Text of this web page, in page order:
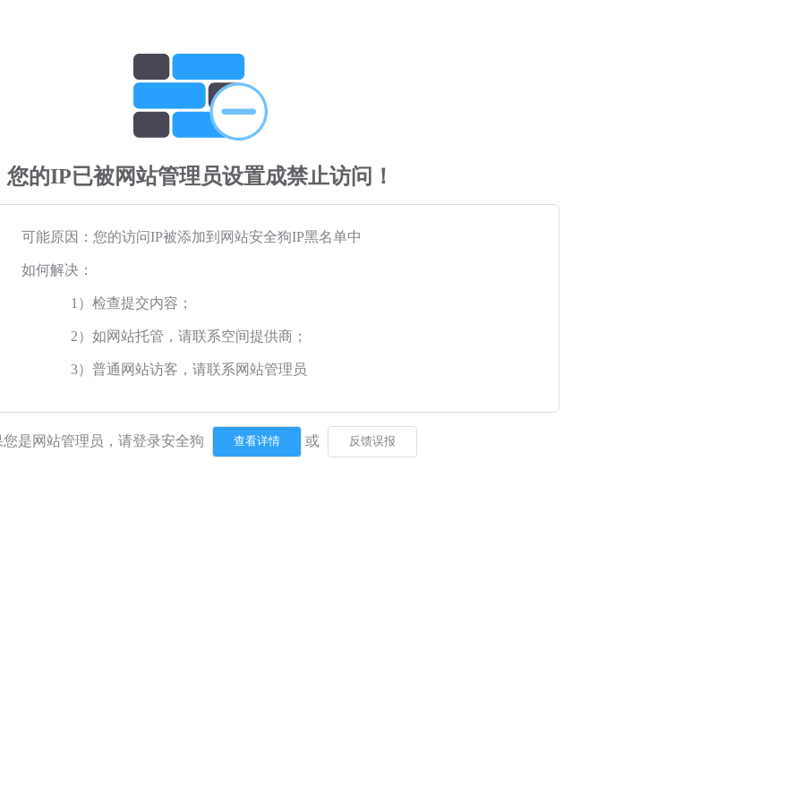
您的IP已被网站管理员设置成禁止访问！
可能原因：您的访问IP被添加到网站安全狗IP黑名单中
如何解决：
1）检查提交内容；
2）如网站托管，请联系空间提供商；
3）普通网站访客，请联系网站管理员
您是网站管理员，请登录安全狗 或